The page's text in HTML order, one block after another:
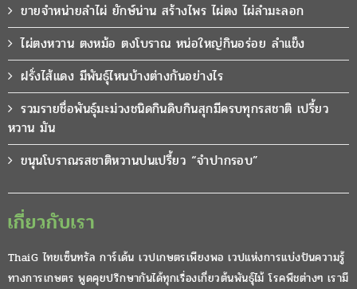
ขายจำหน่ายลำไผ่ ยักษ์น่าน สร้างไพร ไผ่ตง ไผ่ลำมะลอก
ไผ่ตงหวาน ตงหม้อ ตงโบราณ หน่อใหญ่กินอร่อย ลำแข็ง
ฝรั่งไส้แดง มีพันธุ์ไหนบ้างต่างกันอย่างไร
รวมรายชื่อพันธุ์มะม่วงชนิดกินดิบกินสุกมีครบทุกรสชาติ เปรี้ยว
หวาน มัน
ขนุนโบราณรสชาติหวานปนเปรี้ยว “จำปากรอบ”
เกี่ยวกับเรา
ThaiG ไทยเซ็นทรัล การ์เด้น เวปเกษตรเพียงพอ เวปแห่งการแบ่งปันความรู้
ทางการเกษตร พูดคุยปรึกษากันได้ทุกเรื่องเกี่ยวต้นพันธุ์ไม้ โรคพืชต่างๆ เรามี